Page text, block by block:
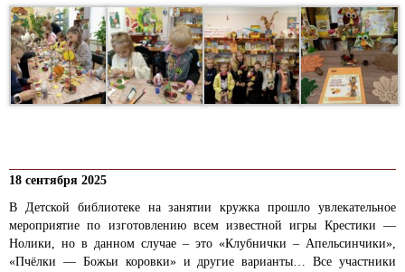
18 сентября 2025
В Детской библиотеке на занятии кружка прошло увлекательное
мероприятие по изготовлению всем известной игры Крестики —
Нолики, но в данном случае – это «Клубнички – Апельсинчики»,
«Пчёлки — Божьи коровки» и другие варианты… Все участники